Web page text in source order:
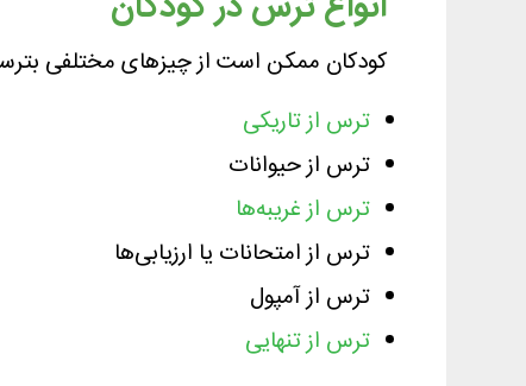
کودکان ممکن است از چیزهای مختلفی
ترس از تاریکی
ترس از حیوانات
ترس از غریبه‌ها
ترس از امتحانات یا ارزیابی‌ها
ترس از آمپول
ترس از تنهایی